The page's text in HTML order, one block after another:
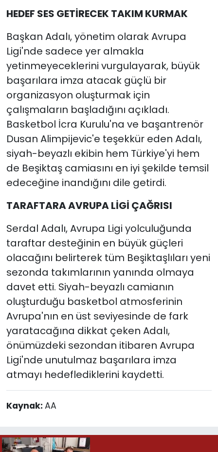
HEDEF SES GETİRECEK TAKIM KURMAK
Başkan Adalı, yönetim olarak Avrupa
Ligi'nde sadece yer almakla
yetinmeyeceklerini vurgulayarak, büyük
başarılara imza atacak güçlü bir
organizasyon oluşturmak için
çalışmaların başladığını açıkladı.
Basketbol İcra Kurulu'na ve başantrenör
Dusan Alimpijevic'e teşekkür eden Adalı,
siyah-beyazlı ekibin hem Türkiye'yi hem
de Beşiktaş camiasını en iyi şekilde temsil
edeceğine inandığını dile getirdi.
TARAFTARA AVRUPA LİGİ ÇAĞRISI
Serdal Adalı, Avrupa Ligi yolculuğunda
taraftar desteğinin en büyük güçleri
olacağını belirterek tüm Beşiktaşlıları yeni
sezonda takımlarının yanında olmaya
davet etti. Siyah-beyazlı camianın
oluşturduğu basketbol atmosferinin
Avrupa'nın en üst seviyesinde de fark
yaratacağına dikkat çeken Adalı,
önümüzdeki sezondan itibaren Avrupa
Ligi'nde unutulmaz başarılara imza
atmayı hedeflediklerini kaydetti.
Kaynak: AA